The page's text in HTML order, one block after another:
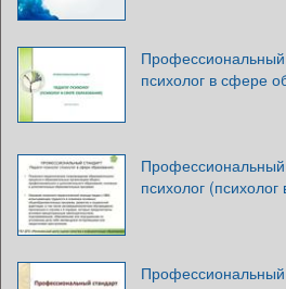
Профессиональный
психолог в сфере
Профессиональный
психолог
Профессиональный